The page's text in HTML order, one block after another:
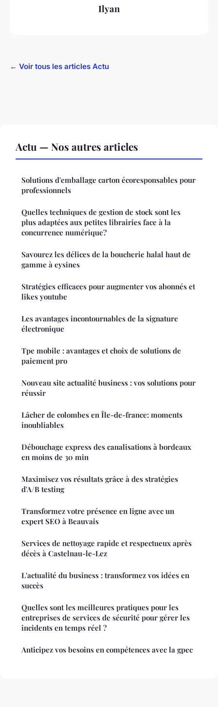
Ilyan
← Voir tous les articles Actu
Actu — Nos autres articles
Solutions d'emballage carton écoresponsables pour
professionnels
Quelles techniques de gestion de stock sont les
plus adaptées aux petites librairies face à la
concurrence numérique?
Savourez les délices de la boucherie halal haut de
gamme à eysines
Stratégies efficaces pour augmenter vos abonnés et
likes youtube
Les avantages incontournables de la signature
électronique
Tpe mobile : avantages et choix de solutions de
paiement pro
Nouveau site actualité business : vos solutions pour
réussir
Lâcher de colombes en Île-de-france: moments
inoubliables
Débouchage express des canalisations à bordeaux
en moins de 30 min
Maximisez vos résultats grâce à des stratégies
d'A/B testing
Transformez votre présence en ligne avec un
expert SEO à Beauvais
Services de nettoyage rapide et respectueux après
décès à Castelnau-le-Lez
L'actualité du business : transformez vos idées en
succès
Quelles sont les meilleures pratiques pour les
entreprises de services de sécurité pour gérer les
incidents en temps réel ?
Anticipez vos besoins en compétences avec la gpec